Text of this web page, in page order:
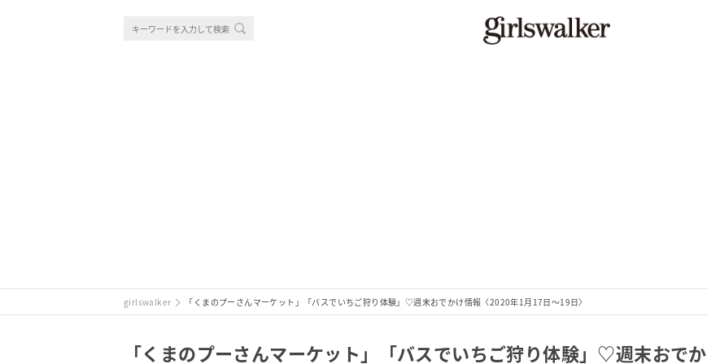
girlswalker 「くまのプーさんマーケット」「バスでいちご狩り体験」♡週末おでかけ情報〈2020年1月17日～19日〉
「くまのプーさんマーケット」「バスでいちご狩り体験」♡週末おでか